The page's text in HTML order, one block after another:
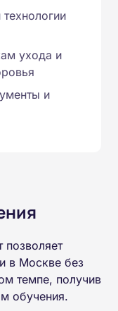
ухода и
и
в Москве без
темпе, получив
обучения.